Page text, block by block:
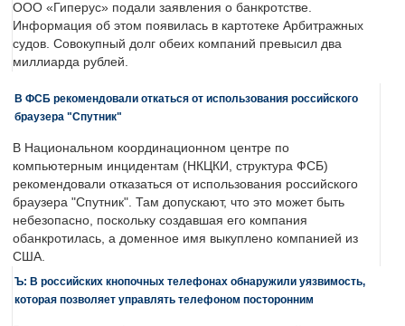
ООО «Гиперус» подали заявления о банкротстве.
Информация об этом появилась в картотеке Арбитражных
судов. Совокупный долг обеих компаний превысил два
миллиарда рублей.
В ФСБ рекомендовали откаться от использования российского
браузера "Спутник"
В Национальном координационном центре по
компьютерным инцидентам (НКЦКИ, структура ФСБ)
рекомендовали отказаться от использования российского
браузера "Спутник". Там допускают, что это может быть
небезопасно, поскольку создавшая его компания
обанкротилась, а доменное имя выкуплено компанией из
США.
Ъ: В российских кнопочных телефонах обнаружили уязвимость,
которая позволяет управлять телефоном посторонним